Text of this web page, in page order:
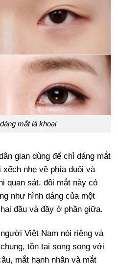
mắt lá khoai
gian dùng để chỉ dáng mắt
nhẹ về phía đuôi và
quan sát, đôi mắt này có
như hình dáng của một
đầu và đầy ở phần giữa.
Việt Nam nói riêng và
tồn tại song song với
mắt hạnh nhân và mắt